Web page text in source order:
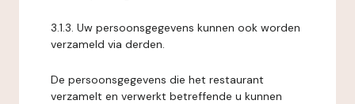
3.1.3. Uw persoonsgegevens kunnen ook worden
verzameld via derden.
De persoonsgegevens die het restaurant
verzamelt en verwerkt betreffende u kunnen